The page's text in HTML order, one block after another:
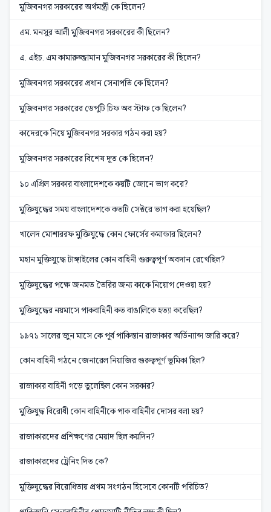
মুজিবনগর সরকারের অর্থমন্ত্রী কে ছিলেন?
এম. মনসুর আলী মুজিবনগর সরকারের কী ছিলেন?
এ. এইচ. এম কামারুজ্জামান মুজিবনগর সরকারের কী ছিলেন?
মুজিবনগর সরকারের প্রধান সেনাপতি কে ছিলেন?
মুজিবনগর সরকারের ডেপুটি চিফ অব স্টাফ কে ছিলেন?
কাদেরকে নিয়ে মুজিবনগর সরকার গঠন করা হয়?
মুজিবনগর সরকারের বিশেষ দূত কে ছিলেন?
১০ এপ্রিল সরকার বাংলাদেশকে কয়টি জোনে ভাগ করে?
মুক্তিযুদ্ধের সময় বাংলাদেশকে কতটি সেক্টরে ভাগ করা হয়েছিল?
খালেদ মোশাররফ মুক্তিযুদ্ধে কোন ফোর্সের কমান্ডার ছিলেন?
মহান মুক্তিযুদ্ধে টাঙ্গাইলের কোন বাহিনী গুরুত্বপূর্ণ অবদান রেখেছিল?
মুক্তিযুদ্ধের পক্ষে জনমত তৈরির জন্য কাকে নিয়োগ দেওয়া হয়?
মুক্তিযুদ্ধের নয়মাসে পাকবাহিনী কত বাঙালিকে হত্যা করেছিল?
১৯৭১ সালের জুন মাসে কে পূর্ব পাকিস্তান রাজাকার অর্ডিন্যান্স জারি করে?
কোন বাহিনী গঠনে জেনারেল নিয়াজির গুরুত্বপূর্ণ ভূমিকা ছিল?
রাজাকার বাহিনী গড়ে তুলেছিল কোন সরকার?
মুক্তিযুদ্ধ বিরোধী কোন বাহিনীকে পাক বাহিনীর দোসর বলা হয়?
রাজাকারদের প্রশিক্ষণের মেয়াদ ছিল কয়দিন?
রাজাকারদের ট্রেনিং দিত কে?
মুক্তিযুদ্ধের বিরোধিতায় প্রথম সংগঠন হিসেবে কোনটি পরিচিত?